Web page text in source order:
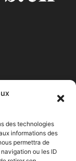
des technologies
informations des
permettra de
ou les ID